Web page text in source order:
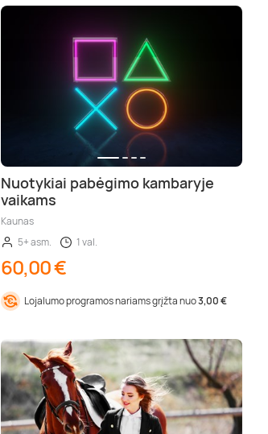
Nuotykiai pabėgimo kambaryje
vaikams
Kaunas
5+ asm.
1 val.
60,00 €
Lojalumo programos nariams grįžta nuo3,00 €